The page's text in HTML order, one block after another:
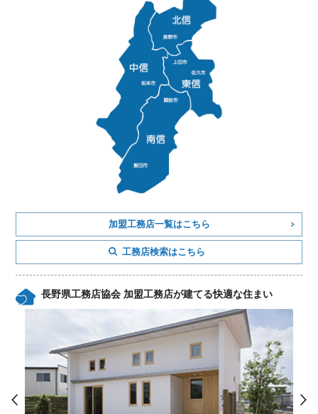
加盟工務店一覧はこちら
工務店検索はこちら
長野県工務店協会 加盟工務店が建てる快適な住まい